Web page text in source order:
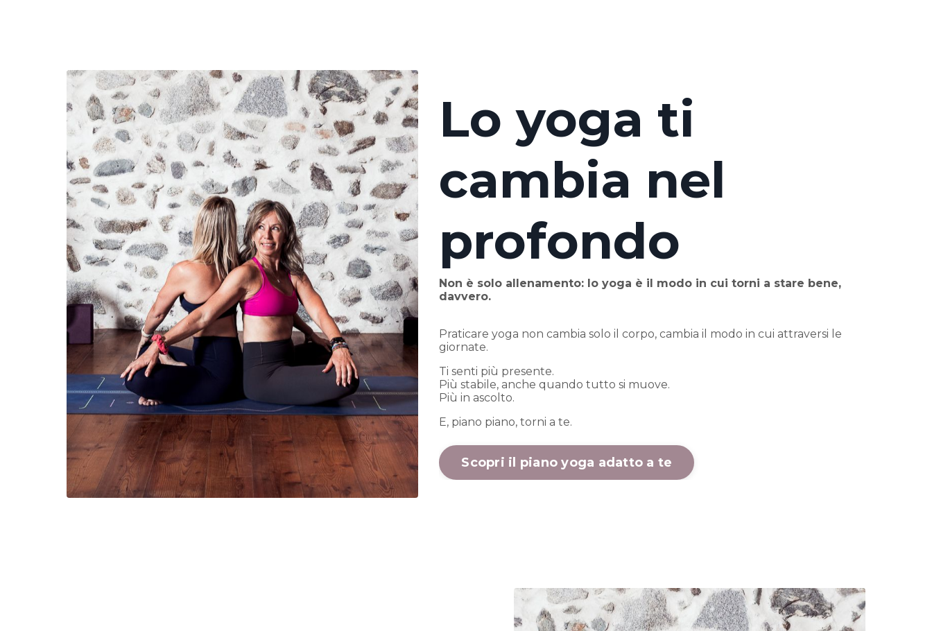
Lo yoga ti
cambia nel
profondo
Non è solo allenamento: lo yoga è il modo in cui torni a stare bene,
davvero.
Praticare yoga non cambia solo il corpo, cambia il modo in cui attraversi le
giornate.
Ti senti più presente.
Più stabile, anche quando tutto si muove.
Più in ascolto.
E, piano piano, torni a te.
Scopri il piano yoga adatto a te